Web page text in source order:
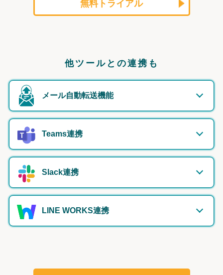
無料トライアル
他ツールとの連携も
メール自動転送機能
Teams連携
Slack連携
LINE WORKS連携